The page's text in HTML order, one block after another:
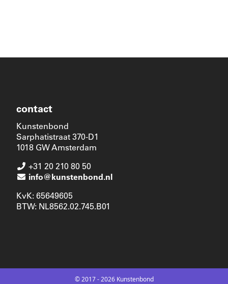
contact
Kunstenbond
Sarphatistraat 370-D1
1018 GW Amsterdam
+31 20 210 80 50
info@kunstenbond.nl
KvK: 65649605
BTW: NL8562.02.745.B01
© 2017 - 2026 Kunstenbond